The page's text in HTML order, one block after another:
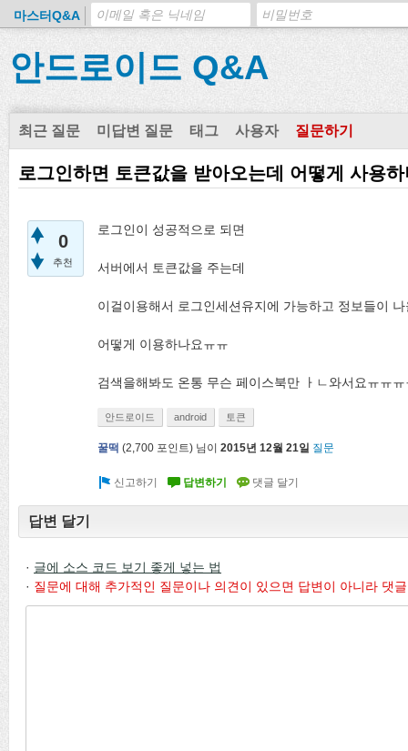
마스터Q&A
안드로이드 Q&A
최근 질문 미답변 질문 태그 사용자 질문하기
로그인하면 토큰값을 받아오는데 어떻게 사용
0
추천
로그인이 성공적으로 되면
서버에서 토큰값을 주는데
이걸이용해서 로그인세션유지에 가능하고 정보들이
어떻게 이용하나요ㅠㅠ
검색을해봐도 온통 무슨 페이스북만 ㅏㄴ와서요ㅠㅠ
안드로이드 android 토큰
꿀떡 (2,700 포인트) 님이 2015년 12월 21일 질문
답변 달기
· 글에 소스 코드 보기 좋게 넣는 법
· 질문에 대해 추가적인 질문이나 의견이 있으면 답변이 아니라 댓